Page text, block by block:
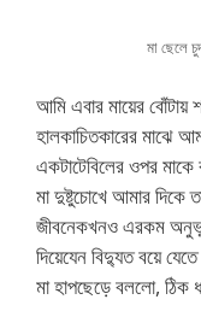
মা ছেলে
আমি এবার মায়ের
হালকাচিতকারের মাঝে
একটাটেবিলের ওপর মাকে
মা দুষ্টুচোখে আমার দিকে
জীবনেকখনও এরকম
দিয়েযেন বিদ্যুত বয়ে
মা হাপছেড়ে বললো, ঠিক